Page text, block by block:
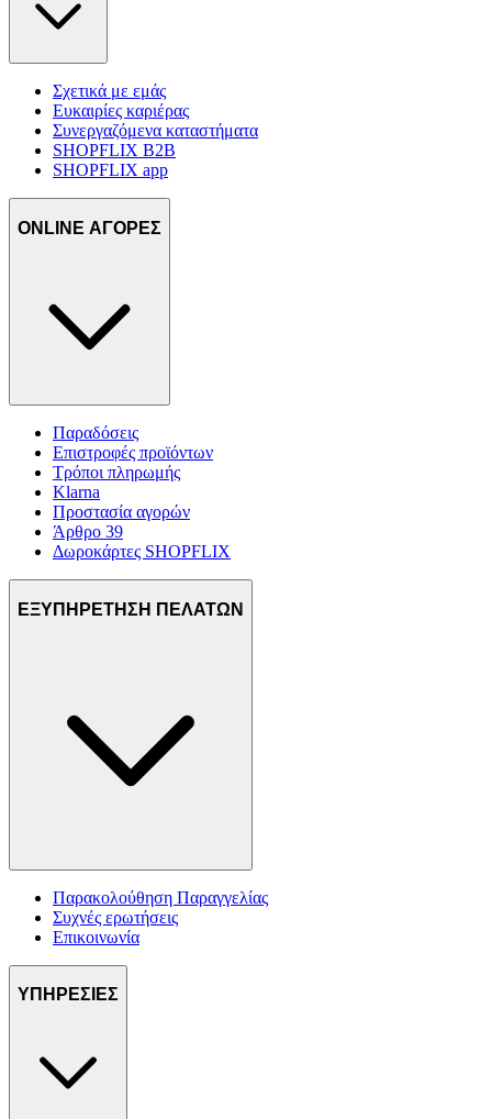
Σχετικά με εμάς
Ευκαιρίες καριέρας
Συνεργαζόμενα καταστήματα
SHOPFLIX B2B
SHOPFLIX app
ONLINE ΑΓΟΡΕΣ
Παραδόσεις
Επιστροφές προϊόντων
Τρόποι πληρωμής
Klarna
Προστασία αγορών
Άρθρο 39
Δωροκάρτες SHOPFLIX
ΕΞΥΠΗΡΕΤΗΣΗ ΠΕΛΑΤΩΝ
Παρακολούθηση Παραγγελίας
Συχνές ερωτήσεις
Επικοινωνία
ΥΠΗΡΕΣΙΕΣ